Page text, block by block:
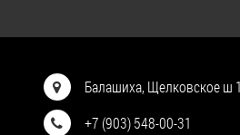
Балашиха, Щелковское ш
+7 (903) 548-00-31